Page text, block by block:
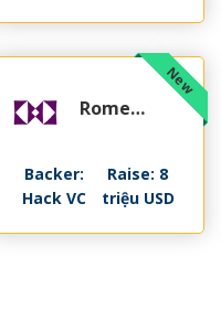
Rome
Backer:
Hack VC
Raise: 8
triệu USD